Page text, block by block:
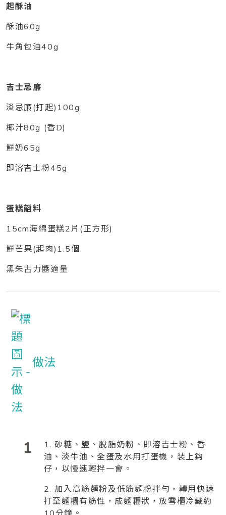
起酥油
酥油60g
牛角包油40g
吉士忌廉
淡忌廉(打起)100g
椰汁80g (香D)
鮮奶65g
即溶吉士粉45g
蛋糕饀料
15cm海綿蛋糕2片(正方形)
鮮芒果(起肉)1.5個
黑朱古力醬適量
做法
1
1. 砂糖、鹽、脫脂奶粉、即溶吉士粉、香
油、淡牛油、全蛋及水用打蛋機，裝上鈎
仔，以慢速輕拌一會。
2. 加入高筋麵粉及低筋麵粉拌勻，轉用快速
打至麵糰有筋性，成麵糰狀，放雪櫃冷藏約